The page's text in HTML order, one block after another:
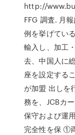
http://
FFG 調査. 月
例を挙げてい
輸入し、加工
去、中国人に
座を設定する
が加盟 出しを
務を、JCBカ
保守および運
完全性を保 ①